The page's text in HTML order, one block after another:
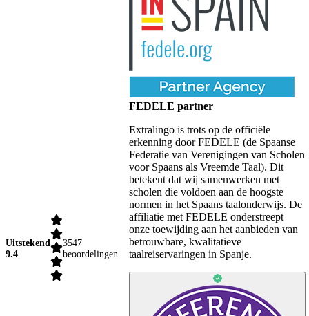
Uitstekend
9.4
3547
beoordelingen
FEDELE partner
Extralingo is trots op de officiële
erkenning door FEDELE (de Spaanse
Federatie van Verenigingen van Scholen
voor Spaans als Vreemde Taal). Dit
betekent dat wij samenwerken met
scholen die voldoen aan de hoogste
normen in het Spaans taalonderwijs. De
affiliatie met FEDELE onderstreept
onze toewijding aan het aanbieden van
betrouwbare, kwalitatieve
taalreiservaringen in Spanje.